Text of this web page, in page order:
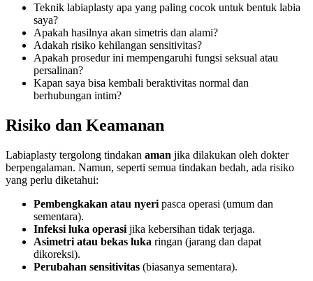
Teknik labiaplasty apa yang paling cocok untuk bentuk labia
saya?
Apakah hasilnya akan simetris dan alami?
Adakah risiko kehilangan sensitivitas?
Apakah prosedur ini mempengaruhi fungsi seksual atau
persalinan?
Kapan saya bisa kembali beraktivitas normal dan
berhubungan intim?
Risiko dan Keamanan
Labiaplasty tergolong tindakan aman jika dilakukan oleh dokter
berpengalaman. Namun, seperti semua tindakan bedah, ada risiko
yang perlu diketahui:
Pembengkakan atau nyeri pasca operasi (umum dan
sementara).
Infeksi luka operasi jika kebersihan tidak terjaga.
Asimetri atau bekas luka ringan (jarang dan dapat
dikoreksi).
Perubahan sensitivitas (biasanya sementara).